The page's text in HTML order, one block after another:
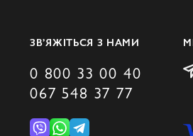
ЗВ’ЯЖІТЬСЯ З НАМИ
0 800 33 00 40
067 548 37 77